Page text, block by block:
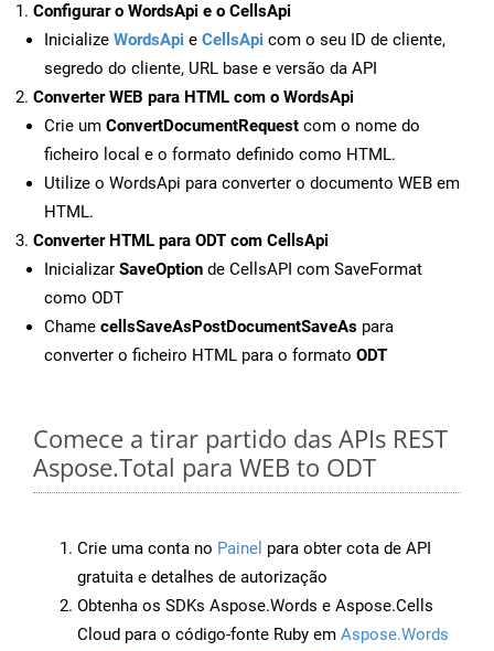
Configurar o WordsApi e o CellsApi
Inicialize WordsApi e CellsApi com o seu ID de cliente,
segredo do cliente, URL base e versão da API
Converter WEB para HTML com o WordsApi
Crie um ConvertDocumentRequest com o nome do
ficheiro local e o formato definido como HTML.
Utilize o WordsApi para converter o documento WEB em
HTML.
Converter HTML para ODT com CellsApi
Inicializar SaveOption de CellsAPI com SaveFormat
como ODT
Chame cellsSaveAsPostDocumentSaveAs para
converter o ficheiro HTML para o formato ODT
Comece a tirar partido das APIs REST
Aspose.Total para WEB to ODT
Crie uma conta no Painel para obter cota de API
gratuita e detalhes de autorização
Obtenha os SDKs Aspose.Words e Aspose.Cells
Cloud para o código-fonte Ruby em Aspose.Words